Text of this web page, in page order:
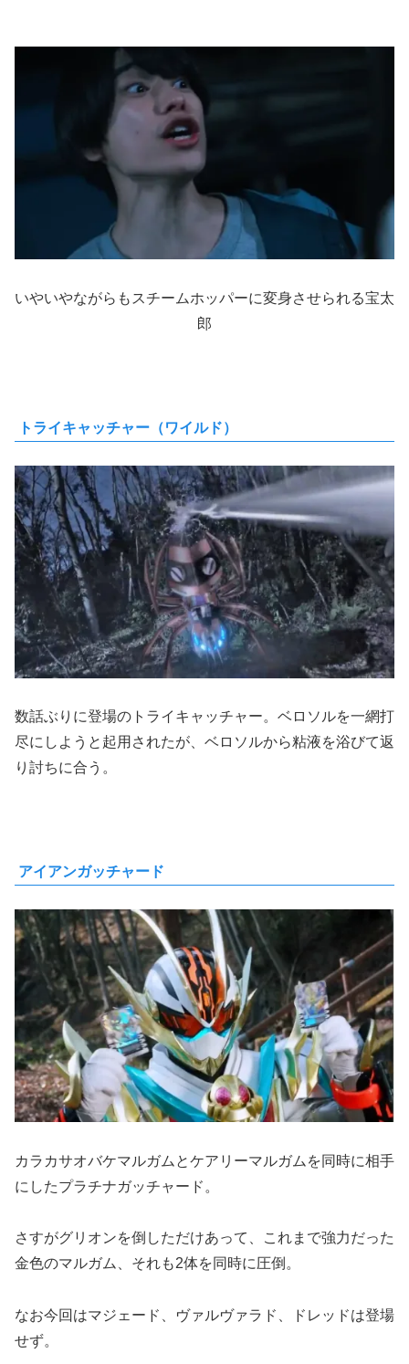
いやいやながらもスチームホッパーに変身させられる宝太
郎
トライキャッチャー（ワイルド）
数話ぶりに登場のトライキャッチャー。ベロソルを一網打
尽にしようと起用されたが、ベロソルから粘液を浴びて返
り討ちに合う。
アイアンガッチャード
カラカサオバケマルガムとケアリーマルガムを同時に相手
にしたプラチナガッチャード。
さすがグリオンを倒しただけあって、これまで強力だった
金色のマルガム、それも2体を同時に圧倒。
なお今回はマジェード、ヴァルヴァラド、ドレッドは登場
せず。